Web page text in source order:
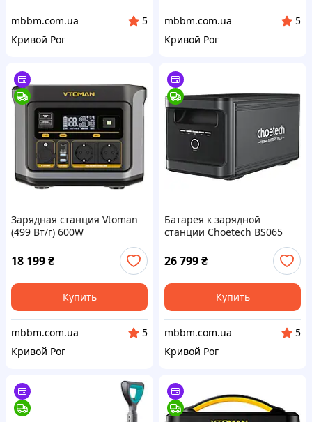
mbbm.com.ua
5
Кривой Рог
mbbm.com.ua
5
Кривой Рог
Зарядная станция Vtoman
(499 Вт/г) 600W
(FlashSpeed 600)
18 199₴
Купить
mbbm.com.ua
5
Кривой Рог
Батарея к зарядной
станции Choetech BS065
1536Вт/г, LiFePo4 (BS065-
BAT-BK)
26 799₴
Купить
mbbm.com.ua
5
Кривой Рог